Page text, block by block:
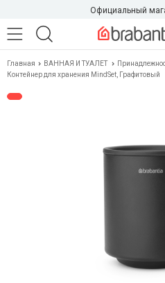
Официальный
Главная ВАННАЯ И ТУАЛЕТ
Контейнер для хранения MindSet, Графитовый